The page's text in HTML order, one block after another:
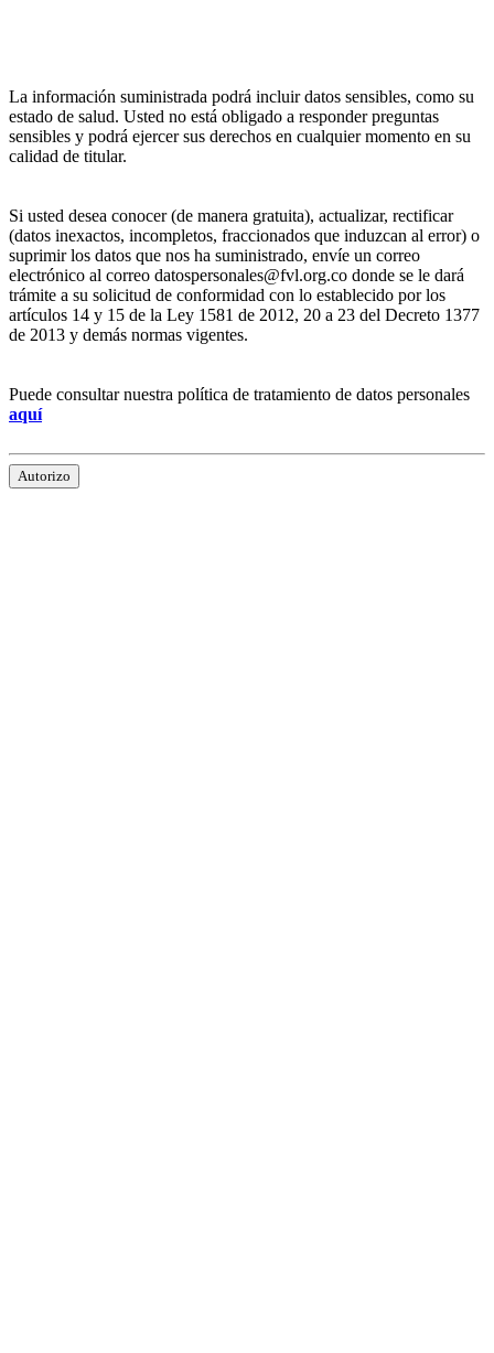
La información suministrada podrá incluir datos sensibles, como su
estado de salud. Usted no está obligado a responder preguntas
sensibles y podrá ejercer sus derechos en cualquier momento en su
calidad de titular.
Si usted desea conocer (de manera gratuita), actualizar, rectificar
(datos inexactos, incompletos, fraccionados que induzcan al error) o
suprimir los datos que nos ha suministrado, envíe un correo
electrónico al correo datospersonales@fvl.org.co donde se le dará
trámite a su solicitud de conformidad con lo establecido por los
artículos 14 y 15 de la Ley 1581 de 2012, 20 a 23 del Decreto 1377
de 2013 y demás normas vigentes.
Puede consultar nuestra política de tratamiento de datos personales
aquí
Autorizo